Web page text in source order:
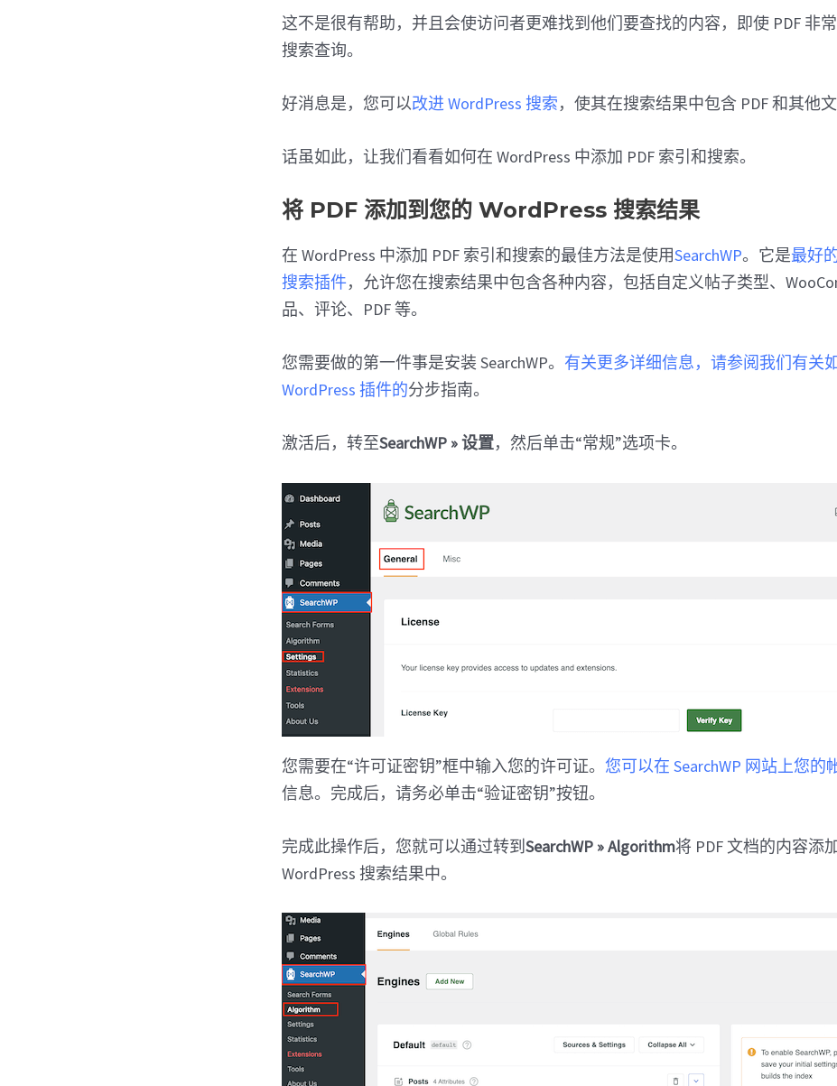
这不是很有帮助，并且会使访问者更难找到他们要查找的内容，即使 PDF 非
搜索查询。
好消息是，您可以改进 WordPress 搜索，使其在搜索结果中包含 PDF 和其他文
话虽如此，让我们看看如何在 WordPress 中添加 PDF 索引和搜索。
将 PDF 添加到您的 WordPress 搜索结果
在 WordPress 中添加 PDF 索引和搜索的最佳方法是使用SearchWP。它是最好
搜索插件，允许您在搜索结果中包含各种内容，包括自定义帖子类型、
品、评论、PDF 等。
您需要做的第一件事是安装 SearchWP。 有关更多详细信息，请参阅我们有关
WordPress 插件的分步指南。
激活后，转至SearchWP » 设置，然后单击“常规”选项卡。
您需要在“许可证密钥”框中输入您的许可证。您可以在 SearchWP 网站上您的
信息。完成后，请务必单击“验证密钥”按钮。
完成此操作后，您就可以通过转到SearchWP »Algorithm将 PDF 文档的内容添
WordPress 搜索结果中。